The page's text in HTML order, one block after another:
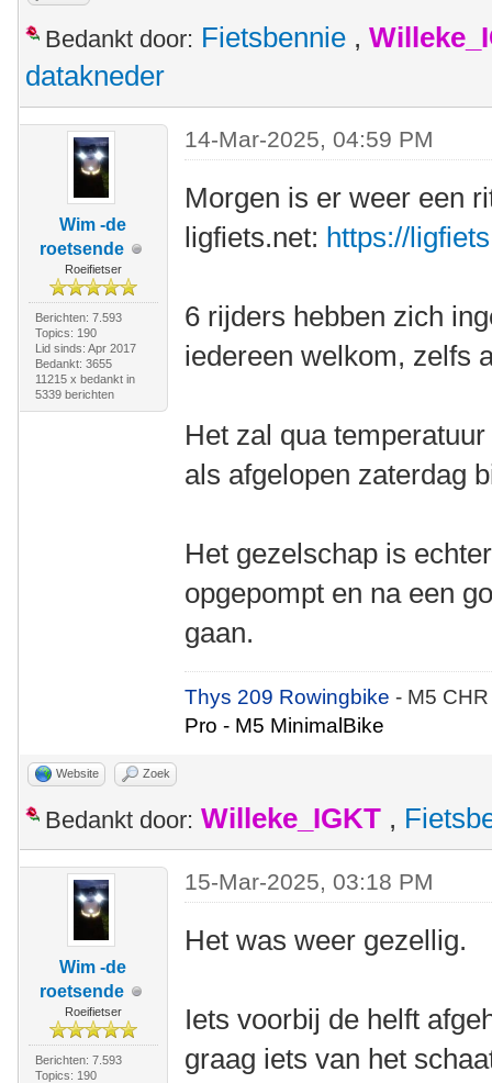
Bedankt door: Fietsbennie ,
datakneder
Wim -de
roetsende
Roeifietser
Berichten: 7.593
Topics: 190
Lid sinds: Apr 2017
Bedankt: 3655
11215 x bedankt in
5339 berichten
14-Mar-2025, 04:59 PM
Morgen is er weer een
ligfiets.net: https://
6 rijders hebben zich
iedereen welkom, zelfs
Het zal qua
als afgelopen zaterdag
Het gezelschap is
opgepompt en na een
gaan.
Thys 209 Rowingbike- M5
Pro - M5 MinimalBike
Website Zoek
Bedankt door: Willeke_IGKT ,
Wim -de
roetsende
Roeifietser
Berichten: 7.593
Topics: 190
15-Mar-2025, 03:18 PM
Het was weer gezellig.
Iets voorbij de helft
graag iets van het